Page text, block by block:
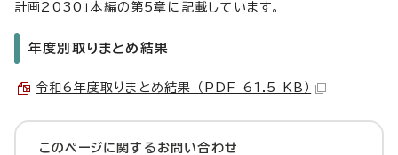
計画2030」本編の第5章に記載しています。
年度別取りまとめ結果
令和6年度取りまとめ結果 （PDF 61.5 KB）
このページに関する お問い合わせ